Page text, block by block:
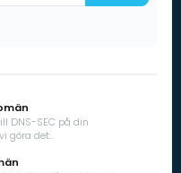
DNS-SEC på din
göra det...